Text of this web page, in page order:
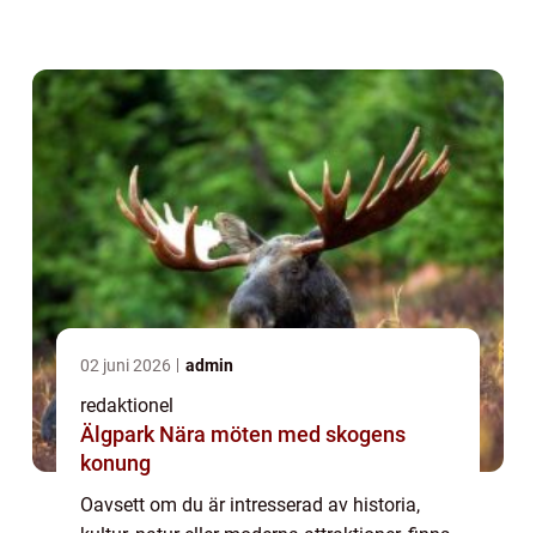
historis...
02 juni 2026 admin
redaktionel
Älgpark Nära möten med skogens
konung
Oavsett om du är intresserad av historia,